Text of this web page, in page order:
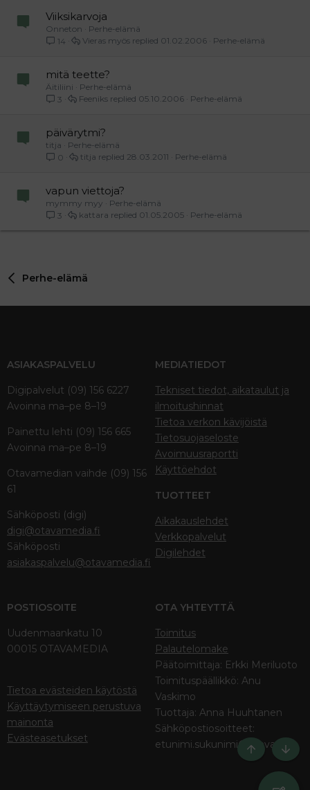
Viiksikarvoja
Onneton
Perhe-elämä
14
Perhe-elämä
01.02.2006
Vieras myös
mitä teette?
Äitiliini
Perhe-elämä
3
Perhe-elämä
05.10.2006
Feeniks
päivärytmi?
titja
Perhe-elämä
0
Perhe-elämä
28.03.2011
titja
vapun viettoja?
mymmy myy
Perhe-elämä
3
Perhe-elämä
01.05.2005
kattara
Perhe-elämä
ASIAKASPALVELU
Digipalvelut (09) 156 6227
Avoinna ma–pe 8–19
Painettu lehti (09) 156 665
Avoinna ma–pe 8–19
Otavamedian vaihde (09) 156
61
Sähköposti (digi)
digi@otavamedia.fi
Sähköposti
asiakaspalvelu@otavamedia.fi
MEDIATIEDOT
Tekniset tiedot, aikataulut ja
ilmoitushinnat
Tietoa verkon kävijöistä
Tietosuojaseloste
Avoimuusraportti
Käyttöehdot
TUOTTEET
Aikakauslehdet
Verkkopalvelut
Digilehdet
POSTIOSOITE
Uudenmaankatu 10
00015 OTAVAMEDIA
Tietoa evästeiden käytöstä
Käyttäytymiseen perustuva
mainonta
Evästeasetukset
OTA YHTEYTTÄ
Toimitus
Palautelomake
Päätoimittaja: Erkki Meriluoto
Toimituspäällikkö: Anu
Vaskimo
Tuottaja: Anna Huuhtanen
Sähköpostiosoitteet:
etunimi.sukunimi@otava.fi
Ylös